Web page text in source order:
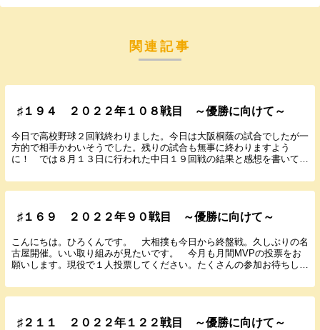
関連記事
♯１９４ ２０２２年１０８戦目 ～優勝に向けて～
今日で高校野球２回戦終わりました。今日は大阪桐蔭の試合でしたが一
方的で相手かわいそうでした。残りの試合も無事に終わりますよう
に！ では８月１３日に行われた中日１９回戦の結果と感想を書いてい
♯１６９ ２０２２年９０戦目 ～優勝に向けて～
こんにちは。ひろくんです。 大相撲も今日から終盤戦。久しぶりの名
古屋開催。いい取り組みが見たいです。 今月も月間MVPの投票をお
願いします。現役で１人投票してください。たくさんの参加お待ちして
♯２１１ ２０２２年１２２戦目 ～優勝に向けて～